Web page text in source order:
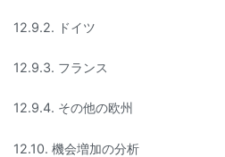
12.9.2. ドイツ
12.9.3. フランス
12.9.4. その他の欧州
12.10. 機会増加の分析